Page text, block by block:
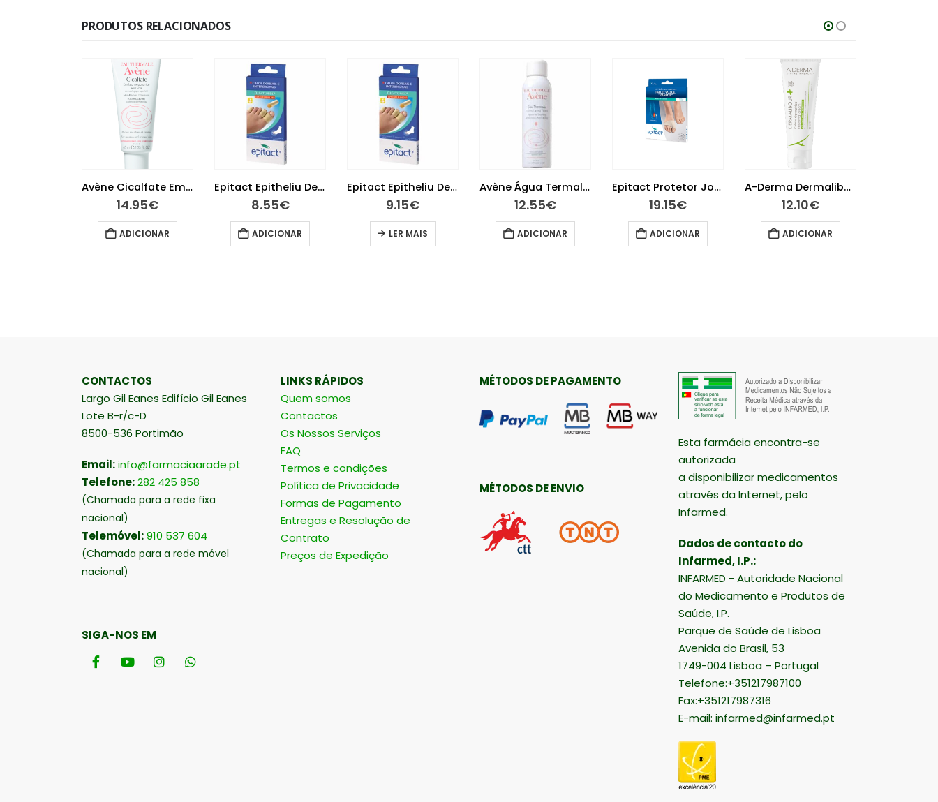
PRODUTOS RELACIONADOS
Avène Cicalfate Emulsão 40 ml
14.95€
ADICIONAR
Epitact Epitheliu Dedeira Ts
8.55€
ADICIONAR
Epitact Epitheliu Dedeira Tl
9.15€
LER MAIS
Avène Água Termal 150ml
12.55€
ADICIONAR
Epitact Protetor Joanetes Tamanho M
19.15€
ADICIONAR
A-Derma Dermalibour Creme Reparador 50 ml
12.10€
ADICIONAR
CONTACTOS
Largo Gil Eanes Edifício Gil Eanes
Lote B-r/c-D
8500-536 Portimão
Email:info@farmaciaarade.pt
Telefone:282 425 858
(Chamada para a rede fixa
nacional)
Telemóvel:910 537 604
(Chamada para a rede móvel
nacional)
SIGA-NOS EM
LINKS RÁPIDOS
Quem somos
Contactos
Os Nossos Serviços
FAQ
Termos e condições
Política de Privacidade
Formas de Pagamento
Entregas e Resolução de
Contrato
Preços de Expedição
MÉTODOS DE PAGAMENTO
MÉTODOS DE ENVIO
Esta farmácia encontra-se
autorizada
a disponibilizar medicamentos
através da Internet, pelo
Infarmed.
Dados de contacto do
Infarmed, I.P.:
INFARMED - Autoridade Nacional
do Medicamento e Produtos de
Saúde, I.P.
Parque de Saúde de Lisboa
Avenida do Brasil, 53
1749-004 Lisboa – Portugal
Telefone:+351217987100
Fax:+351217987316
E-mail: infarmed@infarmed.pt